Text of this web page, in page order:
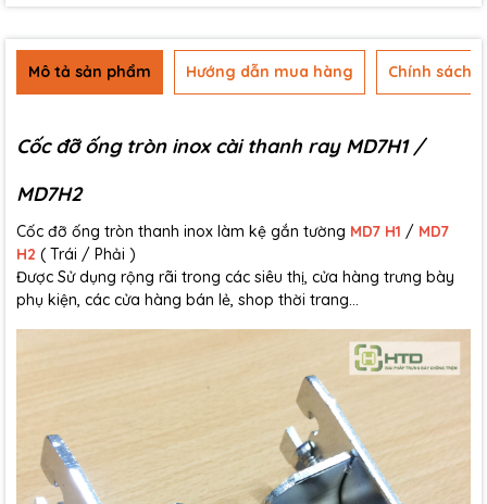
Mô tả sản phẩm Hướng dẫn mua hàng Chính sách
Cốc đỡ ống tròn inox cài thanh ray MD7H1 /
MD7H2
Cốc đỡ ống tròn thanh inox làm kệ gắn tường MD7 H1 / MD7
H2 ( Trái / Phải )
Được Sử dụng rộng rãi trong các siêu thị, cửa hàng trưng bày
phụ kiện, các cửa hàng bán lẻ, shop thời trang...